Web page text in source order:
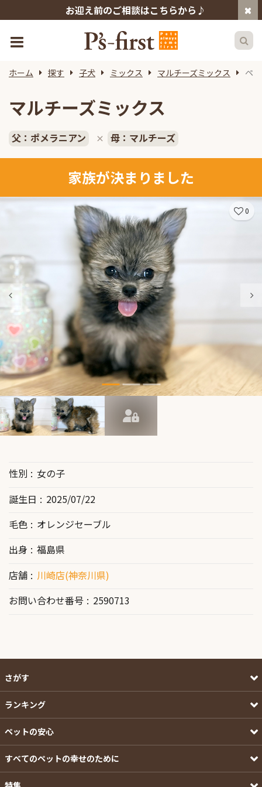
お迎え前のご相談はこちらから♪
ホーム 探す 子犬 ミックス マルチーズミックス ペ
マルチーズミックス
父：ポメラニアン × 母：マルチーズ
家族が決まりました
0
性別
女の子
誕生日
2025/07/22
毛色
オレンジセーブル
出身
福島県
店舗
川崎店(神奈川県)
お問い合わせ番号
2590713
さがす
ランキング
ペットの安心
すべてのペットの幸せのために